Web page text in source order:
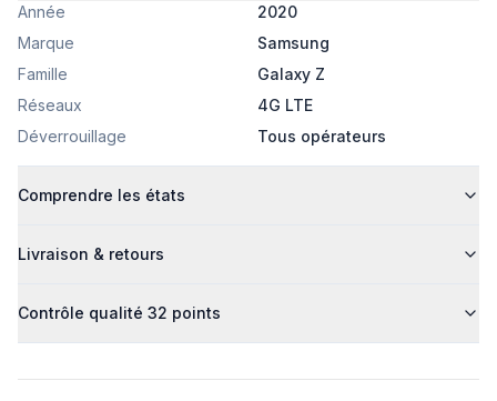
Année
2020
Marque
Samsung
Famille
Galaxy Z
Réseaux
4G LTE
Déverrouillage
Tous opérateurs
Comprendre les états
Livraison & retours
Contrôle qualité 32 points